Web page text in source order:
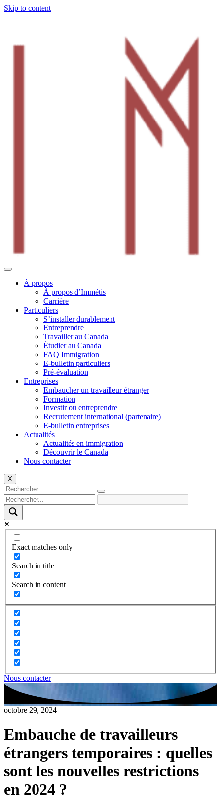
Skip to content
À propos
À propos d’Immétis
Carrière
Particuliers
S’installer durablement
Entreprendre
Travailler au Canada
Étudier au Canada
FAQ Immigration
E-bulletin particuliers
Pré-évaluation
Entreprises
Embaucher un travailleur étranger
Formation
Investir ou entreprendre
Recrutement international (partenaire)
E-bulletin entreprises
Actualités
Actualités en immigration
Découvrir le Canada
Nous contacter
X
Exact matches only
Search in title
Search in content
Nous contacter
octobre 29, 2024
Embauche de travailleurs
étrangers temporaires : quelles
sont les nouvelles restrictions
en 2024 ?